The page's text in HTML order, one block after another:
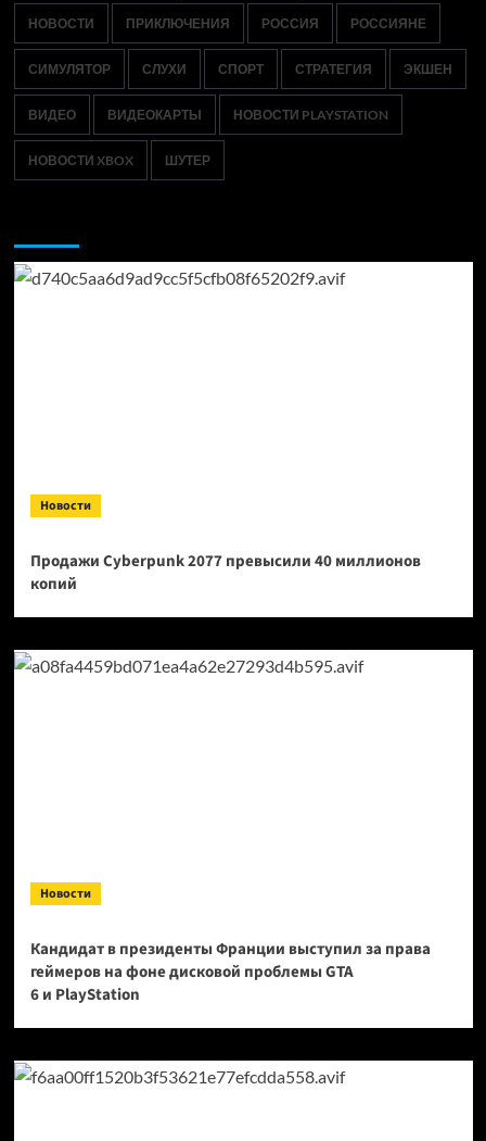
НОВОСТИ ПРИКЛЮЧЕНИЯ РОССИЯ РОССИЯНЕ
СИМУЛЯТОР СЛУХИ СПОРТ СТРАТЕГИЯ ЭКШЕН
ВИДЕО ВИДЕОКАРТЫ НОВОСТИ PLAYSTATION
НОВОСТИ XBOX ШУТЕР
Новости
Продажи Cyberpunk 2077 превысили 40 миллионов
копий
Новости
Кандидат в президенты Франции выступил за права
геймеров на фоне дисковой проблемы GTA
6 и PlayStation